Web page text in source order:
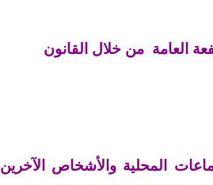
العامة من خلال القانون
المحلية والأشخاص الآخرين